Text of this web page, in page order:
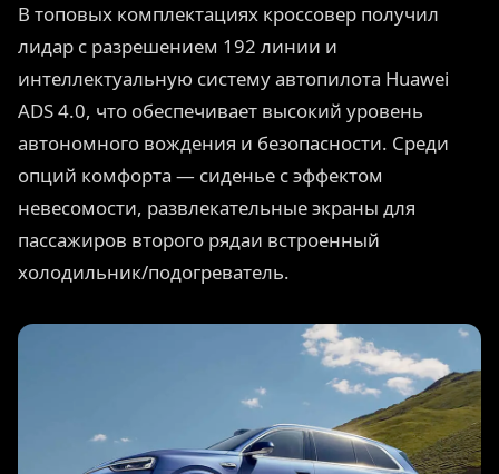
В топовых комплектациях кроссовер получил
лидар с разрешением 192 линии и
интеллектуальную систему автопилота Huawei
ADS 4.0, что обеспечивает высокий уровень
автономного вождения и безопасности. Среди
опций комфорта — сиденье с эффектом
невесомости, развлекательные экраны для
пассажиров второго рядаи встроенный
холодильник/подогреватель.